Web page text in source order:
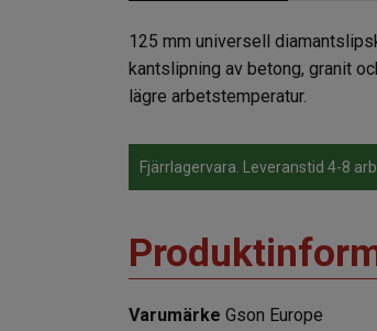
125 mm universell
kantslipning av betong, granit
lägre arbetstemperatur.
Fjärrlagervara. Leveranstid 4-8
Varumärke Gson Europe